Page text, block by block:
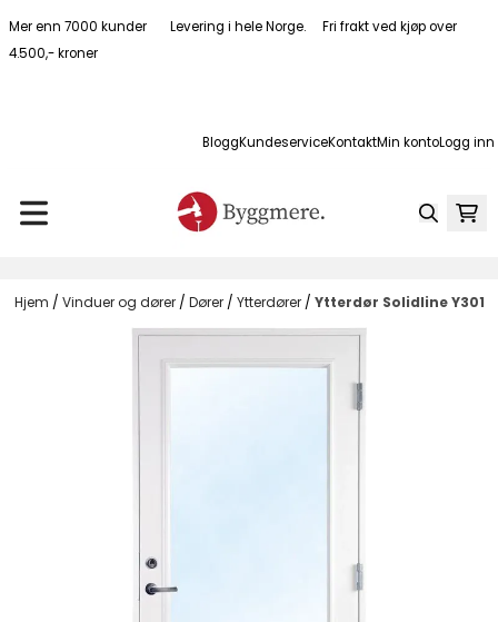
Hopp til innhold
Mer enn 7000 kunder Levering i hele Norge. Fri frakt ved kjøp over
4.500,- kroner
BloggKundeserviceKontaktMin kontoLogg inn
Hjem / Vinduer og dører / Dører / Ytterdører / Ytterdør Solidline Y301